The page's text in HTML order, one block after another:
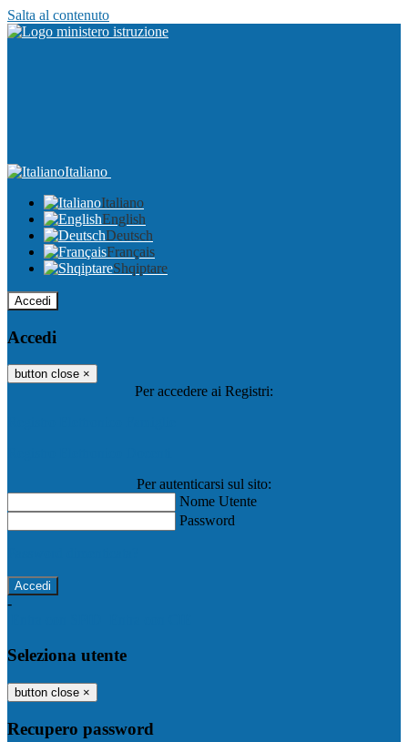
Salta al contenuto
Italiano
Italiano
English
Deutsch
Français
Shqiptare
Accedi
Accedi
button close ×
Per accedere ai Registri:
Per autenticarsi sul sito:
Nome Utente
Password
-
Seleziona utente
button close ×
Recupero password